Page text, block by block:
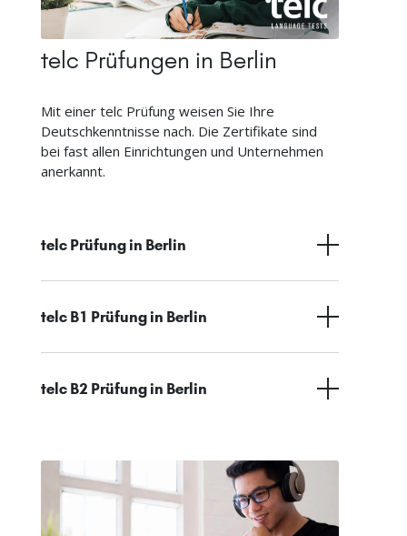
telc Prüfungen in Berlin
Mit einer telc Prüfung weisen Sie Ihre
Deutschkenntnisse nach. Die Zertifikate sind
bei fast allen Einrichtungen und Unternehmen
anerkannt.
telc Prüfung in Berlin
telc B1 Prüfung in Berlin
telc B2 Prüfung in Berlin